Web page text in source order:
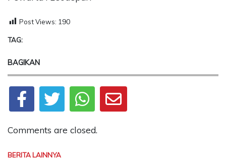
Post Views: 190
TAG:
BAGIKAN
Comments are closed.
BERITA LAINNYA